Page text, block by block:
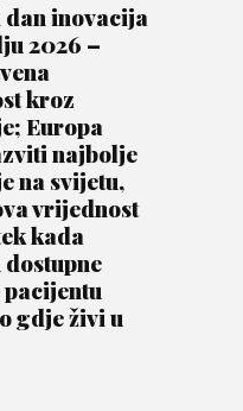
dan inovacija
2026 –
kroz
Europa
najbolje
na svijetu,
vrijednost
kada
pacijentu
gdje živi u